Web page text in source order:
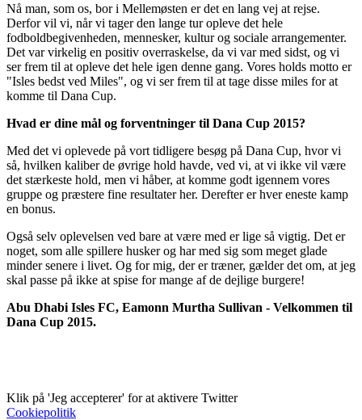
Nå man, som os, bor i Mellemøsten er det en lang vej at rejse.
Derfor vil vi, når vi tager den lange tur opleve det hele
fodboldbegivenheden, mennesker, kultur og sociale arrangementer.
Det var virkelig en positiv overraskelse, da vi var med sidst, og vi
ser frem til at opleve det hele igen denne gang. Vores holds motto er
"Isles bedst ved Miles", og vi ser frem til at tage disse miles for at
komme til Dana Cup.
Hvad er dine mål og forventninger til Dana Cup 2015?
Med det vi oplevede på vort tidligere besøg på Dana Cup, hvor vi
så, hvilken kaliber de øvrige hold havde, ved vi, at vi ikke vil være
det stærkeste hold, men vi håber, at komme godt igennem vores
gruppe og præstere fine resultater her. Derefter er hver eneste kamp
en bonus.
Også selv oplevelsen ved bare at være med er lige så vigtig. Det er
noget, som alle spillere husker og har med sig som meget glade
minder senere i livet. Og for mig, der er træner, gælder det om, at jeg
skal passe på ikke at spise for mange af de dejlige burgere!
Abu Dhabi Isles FC, Eamonn Murtha Sullivan - Velkommen til
Dana Cup 2015.
Klik på 'Jeg accepterer' for at aktivere Twitter
Cookiepolitik